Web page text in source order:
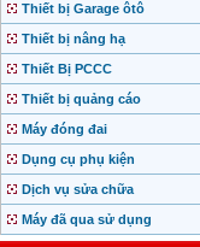
Thiết bị Garage ôtô
Thiết bị nâng hạ
Thiết Bị PCCC
Thiết bị quảng cáo
Máy đóng đai
Dụng cụ phụ kiện
Dịch vụ sửa chữa
Máy đã qua sử dụng